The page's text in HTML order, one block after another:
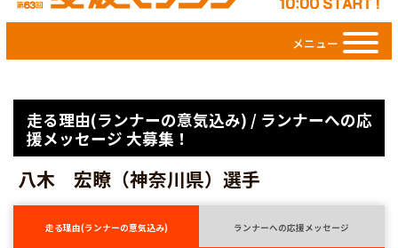
メニュー
走る理由(ランナーの意気込み) / ランナーへの応
援メッセージ 大募集！
八木 宏瞭（神奈川県）選手
走る理由(ランナーの意気込み) ランナーへの応援メッセージ